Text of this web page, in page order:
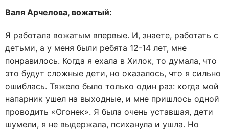
Валя Арчелова, вожатый:
Я работала вожатым впервые. И, знаете, работать с
детьми, а у меня были ребята 12-14 лет, мне
понравилось. Когда я ехала в Хилок, то думала, что
это будут сложные дети, но оказалось, что я сильно
ошиблась. Тяжело было только один раз: когда мой
напарник ушел на выходные, и мне пришлось одной
проводить «Огонек». Я была очень уставшая, дети
шумели, я не выдержала, психанула и ушла. Но